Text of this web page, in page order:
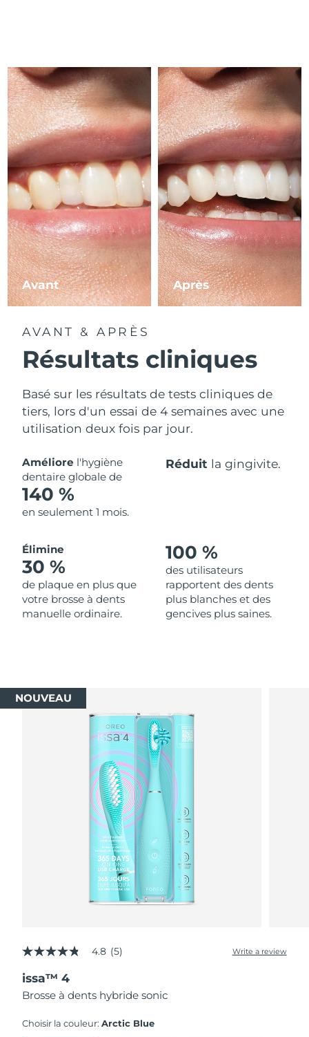
Avant Après
AVANT & APRÈS
Résultats cliniques
Basé sur les résultats de tests cliniques de
tiers, lors d'un essai de 4 semaines avec une
utilisation deux fois par jour.
Améliore l'hygiène
dentaire globale de
140 %
en seulement 1 mois.
Réduit la gingivite.
Élimine
30 %
de plaque en plus que
votre brosse à dents
manuelle ordinaire.
100 %
des utilisateurs
rapportent des dents
plus blanches et des
gencives plus saines.
NOUVEAU
4.8
of
5
stars,
rating
4.8 (5) Write a review
issa™ 4
Brosse à dents hybride sonic
Choisir la couleur:Arctic Blue